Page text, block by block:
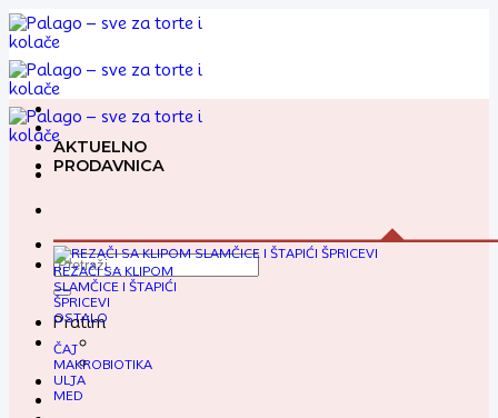
Preskoči
na
sadržaj
Pretraga
za:
Pratim
AKTUELNO
PRODAVNICA
REZAČI SA KLIPOM
SLAMČICE I ŠTAPIĆI
ŠPRICEVI
OSTALO
ČAJ
MAKROBIOTIKA
ULJA
MED